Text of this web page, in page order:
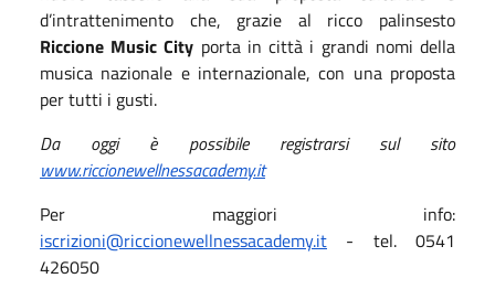
d’intrattenimento che, grazie al ricco palinsesto
Riccione Music City porta in città i grandi nomi della
musica nazionale e internazionale, con una proposta
per tutti i gusti.
Da oggi è possibile registrarsi sul sito
www.riccionewellnessacademy.it
Per maggiori info:
iscrizioni@riccionewellnessacademy.it - tel. 0541
426050